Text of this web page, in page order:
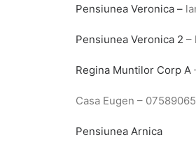
Pensiunea Veronica –
Pensiunea Veronica 2 –
Regina Muntilor Corp A
Casa Eugen –
Pensiunea Arnica